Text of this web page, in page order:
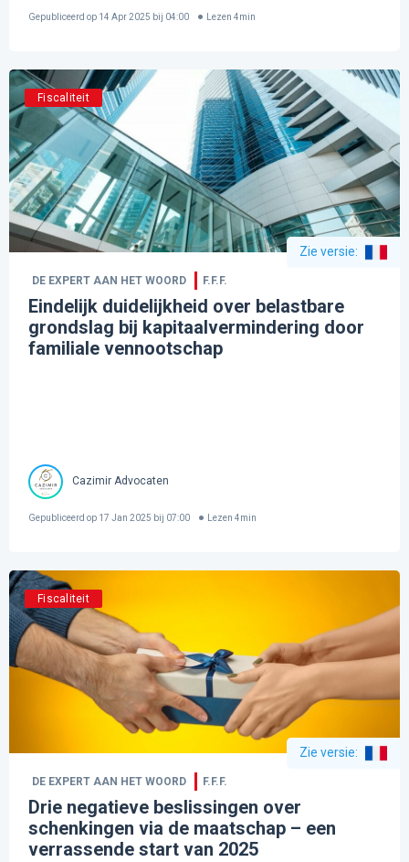
Gepubliceerd op 14 Apr 2025 bij 04:00 Lezen 4min
Fiscaliteit
Zie versie:
DE EXPERT AAN HET WOORD F.F.F.
Eindelijk duidelijkheid over belastbare
grondslag bij kapitaalvermindering door
familiale vennootschap
Cazimir Advocaten
Gepubliceerd op 17 Jan 2025 bij 07:00 Lezen 4min
Fiscaliteit
Zie versie:
DE EXPERT AAN HET WOORD F.F.F.
Drie negatieve beslissingen over
schenkingen via de maatschap – een
verrassende start van 2025